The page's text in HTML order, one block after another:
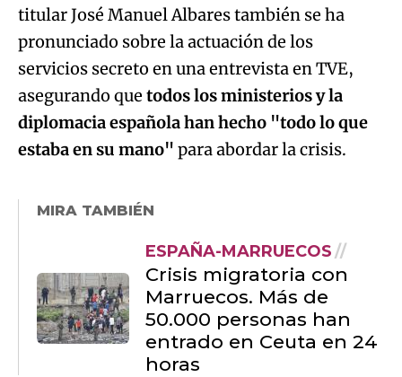
titular José Manuel Albares también se ha
pronunciado sobre la actuación de los
servicios secreto en una entrevista en TVE,
asegurando que todos los ministerios y la
diplomacia española han hecho "todo lo que
estaba en su mano" para abordar la crisis.
MIRA TAMBIÉN
ESPAÑA-MARRUECOS
Crisis migratoria con
Marruecos. Más de
50.000 personas han
entrado en Ceuta en 24
horas